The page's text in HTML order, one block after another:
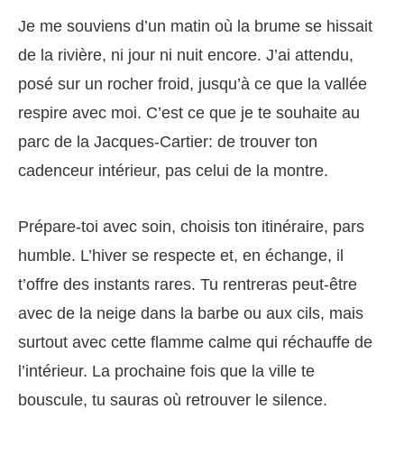
Je me souviens d’un matin où la brume se hissait
de la rivière, ni jour ni nuit encore. J’ai attendu,
posé sur un rocher froid, jusqu’à ce que la vallée
respire avec moi. C’est ce que je te souhaite au
parc de la Jacques‑Cartier: de trouver ton
cadenceur intérieur, pas celui de la montre.
Prépare-toi avec soin, choisis ton itinéraire, pars
humble. L’hiver se respecte et, en échange, il
t’offre des instants rares. Tu rentreras peut‑être
avec de la neige dans la barbe ou aux cils, mais
surtout avec cette flamme calme qui réchauffe de
l’intérieur. La prochaine fois que la ville te
bouscule, tu sauras où retrouver le silence.